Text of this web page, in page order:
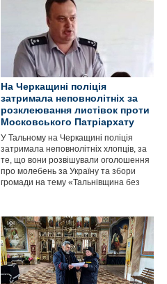
На Черкащині поліція
затримала неповнолітніх за
розклеювання листівок проти
Московського Патріархату
У Тальному на Черкащині поліція
затримала неповнолітніх хлопців, за
те, що вони розвішували оголошення
про молебень за Україну та збори
громади на тему «Тальнівщина без